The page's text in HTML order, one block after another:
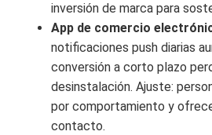
inversión de marca para
App de comercio
notificaciones push diarias
conversión a corto plazo
desinstalación. Ajuste:
por comportamiento y
contacto.